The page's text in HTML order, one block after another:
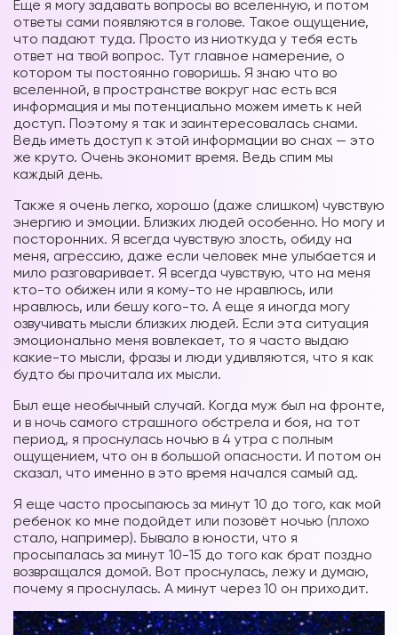
Еще я могу задавать вопросы во вселенную, и потом
ответы сами появляются в голове. Такое ощущение,
что падают туда. Просто из ниоткуда у тебя есть
ответ на твой вопрос. Тут главное намерение, о
котором ты постоянно говоришь. Я знаю что во
вселенной, в пространстве вокруг нас есть вся
информация и мы потенциально можем иметь к ней
доступ. Поэтому я так и заинтересовалась снами.
Ведь иметь доступ к этой информации во снах — это
же круто. Очень экономит время. Ведь спим мы
каждый день.
Также я очень легко, хорошо (даже слишком) чувствую
энергию и эмоции. Близких людей особенно. Но могу и
посторонних. Я всегда чувствую злость, обиду на
меня, агрессию, даже если человек мне улыбается и
мило разговаривает. Я всегда чувствую, что на меня
кто-то обижен или я кому-то не нравлюсь, или
нравлюсь, или бешу кого-то. А еще я иногда могу
озвучивать мысли близких людей. Если эта ситуация
эмоционально меня вовлекает, то я часто выдаю
какие-то мысли, фразы и люди удивляются, что я как
будто бы прочитала их мысли.
Был еще необычный случай. Когда муж был на фронте,
и в ночь самого страшного обстрела и боя, на тот
период, я проснулась ночью в 4 утра с полным
ощущением, что он в большой опасности. И потом он
сказал, что именно в это время начался самый ад.
Я еще часто просыпаюсь за минут 10 до того, как мой
ребенок ко мне подойдет или позовёт ночью (плохо
стало, например). Бывало в юности, что я
просыпалась за минут 10-15 до того как брат поздно
возвращался домой. Вот проснулась, лежу и думаю,
почему я проснулась. А минут через 10 он приходит.